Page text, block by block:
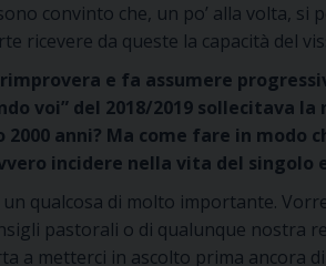
convinto che, un po’ alla volta,
ricevere da queste la capacità del
e fa assumere
voi” del 2018/2019 sollecitava
anni? Ma come fare in modo
incidere nella vita del singolo
qualcosa di molto importante.
pastorali o di qualunque nostra
a metterci in ascolto prima ancora